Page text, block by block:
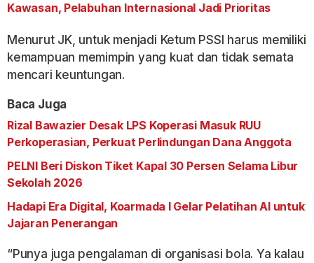
Kawasan, Pelabuhan Internasional Jadi Prioritas
Menurut JK, untuk menjadi Ketum PSSI harus memiliki
kemampuan memimpin yang kuat dan tidak semata
mencari keuntungan.
Baca Juga
Rizal Bawazier Desak LPS Koperasi Masuk RUU
Perkoperasian, Perkuat Perlindungan Dana Anggota
PELNI Beri Diskon Tiket Kapal 30 Persen Selama Libur
Sekolah 2026
Hadapi Era Digital, Koarmada I Gelar Pelatihan AI untuk
Jajaran Penerangan
“Punya juga pengalaman di organisasi bola. Ya kalau